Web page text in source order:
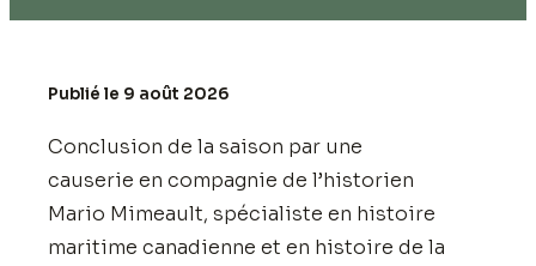
Publié le 9 août 2026
Conclusion de la saison par une
causerie en compagnie de l’historien
Mario Mimeault, spécialiste en histoire
maritime canadienne et en histoire de la